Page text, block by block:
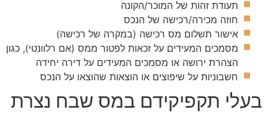
תעודת זהות של המוכר/הקונה
חוזה מכירה/רכישה של הנכס
אישור תשלום מס רכישה (במקרה של רכישה)
מסמכים המעידים על זכאות לפטור ממס (אם רלוונטי), כגון
הצהרת ירושה או מסמכים המעידים על דירה יחידה
חשבוניות על שיפוצים או הוצאות שהוצאו על הנכס
בעלי תקפיקידם במס שבח נצרת